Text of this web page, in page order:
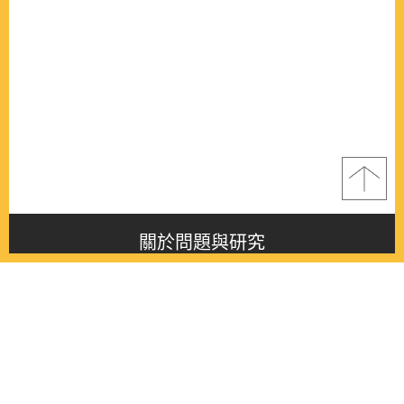
關於問題與研究
About this journal